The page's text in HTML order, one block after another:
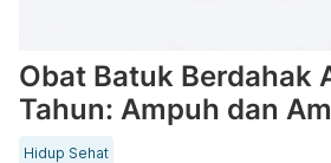
Obat Batuk Berdahak
Tahun: Ampuh dan
Hidup Sehat